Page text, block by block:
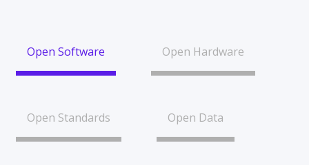
Open Software Open Hardware
Open Standards Open Data